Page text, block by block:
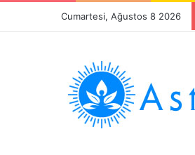
Cumartesi, Ağustos 8 2026